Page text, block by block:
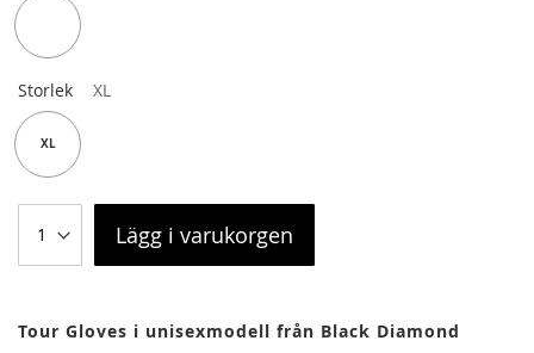
Storlek XL
XL
Lägg i varukorgen
Tour Gloves i unisexmodell från Black Diamond